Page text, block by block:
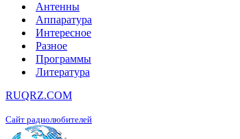
Антенны
Аппаратура
Интересное
Разное
Программы
Литература
RUQRZ.COM
Сайт радиолюбителей